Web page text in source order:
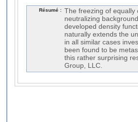
Résumé : The freezing of equally
neutralizing
developed density
naturally extends the
in all similar cases
been found to be
this rather surprising
Group, LLC.